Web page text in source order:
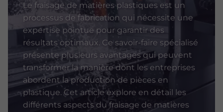
Le fraisage de matières plastiques est un
processus de fabrication qui nécessite une
expertise pointue pour garantir des
résultats optimaux. Ce savoir-faire spécialisé
présente plusieurs avantages qui peuvent
transformer la manière dont les entreprises
abordent la production de pièces en
plastique. Cet article explore en détail les
différents aspects du fraisage de matières